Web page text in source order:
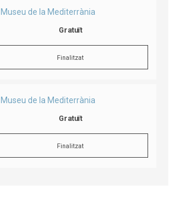
Museu de la Mediterrània
Gratuït
Finalitzat
Museu de la Mediterrània
Gratuït
Finalitzat